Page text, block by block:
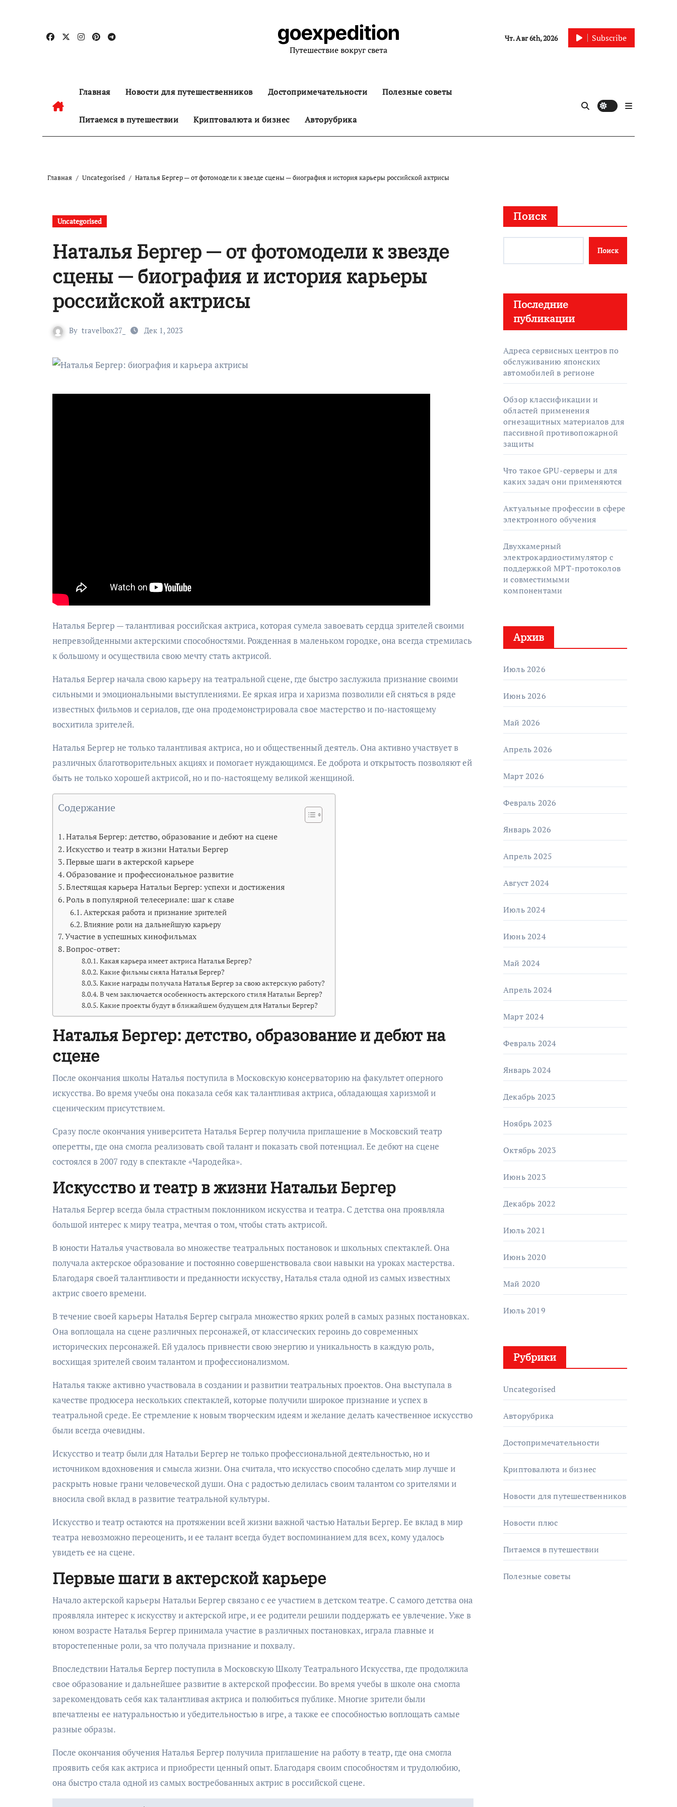
содержанию
goexpedition
Путешествие вокруг света
Чт. Авг 6th, 2026 Subscribe
Главная Новости для путешественников Достопримечательности Полезные советы
Питаемся в путешествии Криптовалюта и бизнес Авторубрика
Главная Uncategorised Наталья Бергер — от фотомодели к звезде сцены — биография и история карьеры российской актрисы
Uncategorised
Наталья Бергер — от фотомодели к звезде
сцены — биография и история карьеры
российской актрисы
By travelbox27_ Дек 1, 2023
Наталья Бергер — талантливая российская актриса, которая сумела завоевать сердца зрителей своими
непревзойденными актерскими способностями. Рожденная в маленьком городке, она всегда стремилась
к большому и осуществила свою мечту стать актрисой.
Наталья Бергер начала свою карьеру на театральной сцене, где быстро заслужила признание своими
сильными и эмоциональными выступлениями. Ее яркая игра и харизма позволили ей сняться в ряде
известных фильмов и сериалов, где она продемонстрировала свое мастерство и по-настоящему
восхитила зрителей.
Наталья Бергер не только талантливая актриса, но и общественный деятель. Она активно участвует в
различных благотворительных акциях и помогает нуждающимся. Ее доброта и открытость позволяют ей
быть не только хорошей актрисой, но и по-настоящему великой женщиной.
Содержание
Наталья Бергер: детство, образование и дебют на сцене
Искусство и театр в жизни Натальи Бергер
Первые шаги в актерской карьере
Образование и профессиональное развитие
Блестящая карьера Натальи Бергер: успехи и достижения
Роль в популярной телесериале: шаг к славе
Актерская работа и признание зрителей
Влияние роли на дальнейшую карьеру
Участие в успешных кинофильмах
Вопрос-ответ:
Какая карьера имеет актриса Наталья Бергер?
Какие фильмы сняла Наталья Бергер?
Какие награды получала Наталья Бергер за свою актерскую работу?
В чем заключается особенность актерского стиля Натальи Бергер?
Какие проекты будут в ближайшем будущем для Натальи Бергер?
Наталья Бергер: детство, образование и дебют на
сцене
После окончания школы Наталья поступила в Московскую консерваторию на факультет оперного
искусства. Во время учебы она показала себя как талантливая актриса, обладающая харизмой и
сценическим присутствием.
Сразу после окончания университета Наталья Бергер получила приглашение в Московский театр
оперетты, где она смогла реализовать свой талант и показать свой потенциал. Ее дебют на сцене
состоялся в 2007 году в спектакле «Чародейка».
Искусство и театр в жизни Натальи Бергер
Наталья Бергер всегда была страстным поклонником искусства и театра. С детства она проявляла
большой интерес к миру театра, мечтая о том, чтобы стать актрисой.
В юности Наталья участвовала во множестве театральных постановок и школьных спектаклей. Она
получала актерское образование и постоянно совершенствовала свои навыки на уроках мастерства.
Благодаря своей талантливости и преданности искусству, Наталья стала одной из самых известных
актрис своего времени.
В течение своей карьеры Наталья Бергер сыграла множество ярких ролей в самых разных постановках.
Она воплощала на сцене различных персонажей, от классических героинь до современных
исторических персонажей. Ей удалось привнести свою энергию и уникальность в каждую роль,
восхищая зрителей своим талантом и профессионализмом.
Наталья также активно участвовала в создании и развитии театральных проектов. Она выступала в
качестве продюсера нескольких спектаклей, которые получили широкое признание и успех в
театральной среде. Ее стремление к новым творческим идеям и желание делать качественное искусство
были всегда очевидны.
Искусство и театр были для Натальи Бергер не только профессиональной деятельностью, но и
источником вдохновения и смысла жизни. Она считала, что искусство способно сделать мир лучше и
раскрыть новые грани человеческой души. Она с радостью делилась своим талантом со зрителями и
вносила свой вклад в развитие театральной культуры.
Искусство и театр остаются на протяжении всей жизни важной частью Натальи Бергер. Ее вклад в мир
театра невозможно переоценить, и ее талант всегда будет воспоминанием для всех, кому удалось
увидеть ее на сцене.
Первые шаги в актерской карьере
Начало актерской карьеры Натальи Бергер связано с ее участием в детском театре. С самого детства она
проявляла интерес к искусству и актерской игре, и ее родители решили поддержать ее увлечение. Уже в
юном возрасте Наталья Бергер принимала участие в различных постановках, играла главные и
второстепенные роли, за что получала признание и похвалу.
Впоследствии Наталья Бергер поступила в Московскую Школу Театрального Искусства, где продолжила
свое образование и дальнейшее развитие в актерской профессии. Во время учебы в школе она смогла
зарекомендовать себя как талантливая актриса и полюбиться публике. Многие зрители были
впечатлены ее натуральностью и убедительностью в игре, а также ее способностью воплощать самые
разные образы.
После окончания обучения Наталья Бергер получила приглашение на работу в театр, где она смогла
проявить себя как актриса и приобрести ценный опыт. Благодаря своим способностям и трудолюбию,
она быстро стала одной из самых востребованных актрис в российской сцене.
Поиск
Поиск
Последние
публикации
Адреса сервисных центров по
обслуживанию японских
автомобилей в регионе
Обзор классификации и
областей применения
огнезащитных материалов для
пассивной противопожарной
защиты
Что такое GPU-серверы и для
каких задач они применяются
Актуальные профессии в сфере
электронного обучения
Двухкамерный
электрокардиостимулятор с
поддержкой МРТ-протоколов
и совместимыми
компонентами
Архив
Июль 2026
Июнь 2026
Май 2026
Апрель 2026
Март 2026
Февраль 2026
Январь 2026
Апрель 2025
Август 2024
Июль 2024
Июнь 2024
Май 2024
Апрель 2024
Март 2024
Февраль 2024
Январь 2024
Декабрь 2023
Ноябрь 2023
Октябрь 2023
Июнь 2023
Декабрь 2022
Июль 2021
Июнь 2020
Май 2020
Июль 2019
Рубрики
Uncategorised
Авторубрика
Достопримечательности
Криптовалюта и бизнес
Новости для путешественников
Новости плюс
Питаемся в путешествии
Полезные советы